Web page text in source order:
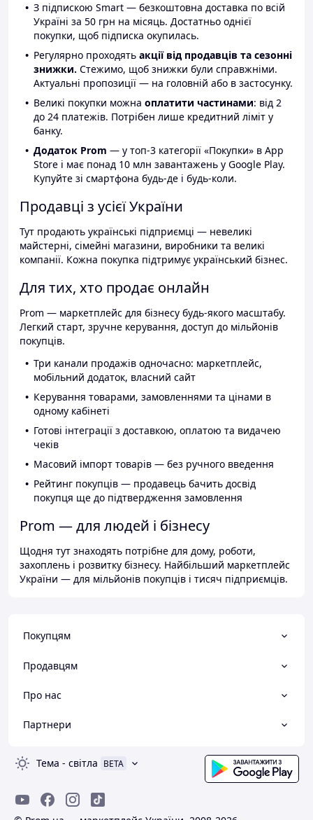
З підпискою Smart — безкоштовна доставка по всій
Україні за 50 грн на місяць. Достатньо однієї
покупки, щоб підписка окупилась.
Регулярно проходять акції від продавців та сезонні
знижки. Стежимо, щоб знижки були справжніми.
Актуальні пропозиції — на головній або в застосунку.
Великі покупки можна оплатити частинами: від 2
до 24 платежів. Потрібен лише кредитний ліміт у
банку.
Додаток Prom — у топ-3 категорії «Покупки» в App
Store і має понад 10 млн завантажень у Google Play.
Купуйте зі смартфона будь-де і будь-коли.
Продавці з усієї України
Тут продають українські підприємці — невеликі
майстерні, сімейні магазини, виробники та великі
компанії. Кожна покупка підтримує український бізнес.
Для тих, хто продає онлайн
Prom — маркетплейс для бізнесу будь-якого масштабу.
Легкий старт, зручне керування, доступ до мільйонів
покупців.
Три канали продажів одночасно: маркетплейс,
мобільний додаток, власний сайт
Керування товарами, замовленнями та цінами в
одному кабінеті
Готові інтеграції з доставкою, оплатою та видачею
чеків
Масовий імпорт товарів — без ручного введення
Рейтинг покупців — продавець бачить досвід
покупця ще до підтвердження замовлення
Prom — для людей і бізнесу
Щодня тут знаходять потрібне для дому, роботи,
захоплень і розвитку бізнесу. Найбільший маркетплейс
України — для мільйонів покупців і тисяч підприємців.
Покупцям
Продавцям
Про нас
Партнери
Тема - світла BETA